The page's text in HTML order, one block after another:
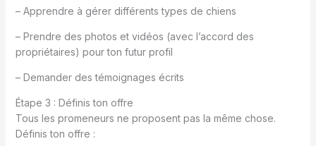
– Apprendre à gérer différents types de chiens
– Prendre des photos et vidéos (avec l’accord des
propriétaires) pour ton futur profil
– Demander des témoignages écrits
Étape 3 : Définis ton offre
Tous les promeneurs ne proposent pas la même chose.
Définis ton offre :